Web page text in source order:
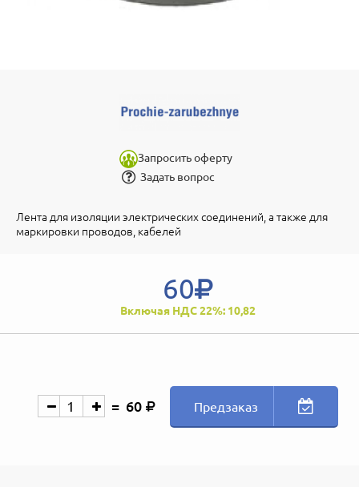
Запросить оферту
Задать вопрос
Лента для изоляции электрических соединений, а также для
маркировки проводов, кабелей
60
Включая НДС 22%: 10,82
60 Предзаказ